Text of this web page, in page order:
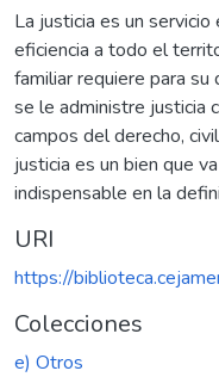
La justicia es un
eficiencia a todo el
familiar requiere para
se le administre justicia
campos del derecho,
justicia es un bien que
indispensable en la
URI
https://
Colecciones
e) Otros